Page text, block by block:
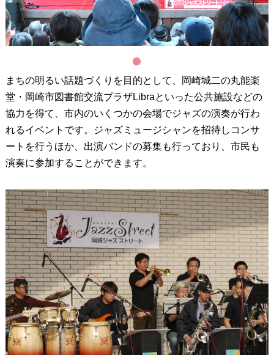
まちの明るい話題づくりを目的として、岡崎城二の丸能楽
堂・岡崎市図書館交流プラザLibraといった公共施設などの
協力を得て、市内のいくつかの会場でジャズの演奏が行わ
れるイベントです。ジャズミュージシャンを招待しコンサ
ートを行うほか、出演バンドの募集も行っており、市民も
演奏に参加することができます。